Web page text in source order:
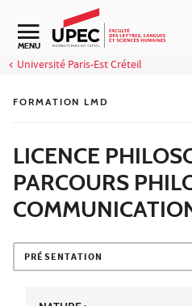
Aller au contenu
Navigation secondaire
MENU
Université Paris-Est Créteil
FORMATION LMD
LICENCE
PARCOURS
PRÉSENTATION